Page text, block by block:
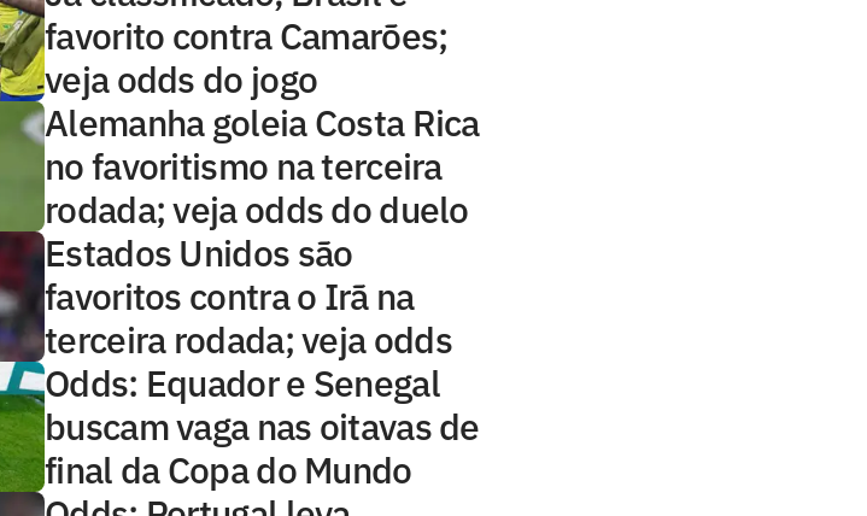
favorito contra Camarões;
veja odds do jogo
Alemanha goleia Costa Rica
no favoritismo na terceira
rodada; veja odds do duelo
Estados Unidos são
favoritos contra o Irã na
terceira rodada; veja odds
Odds: Equador e Senegal
buscam vaga nas oitavas de
final da Copa do Mundo